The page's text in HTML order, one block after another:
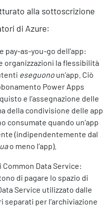
alla sottoscrizione
di Azure:
pay-as-you-go dell’app:
la flessibilità
eseguono un’app. Ciò
Power Apps
e l’assegnazione delle
della condivisione delle app
consumate quando un’app
(indipendentemente dal
o meno l’app).
Data Service:
di pagare lo spazio di
Service utilizzato dalle
per l’archiviazione